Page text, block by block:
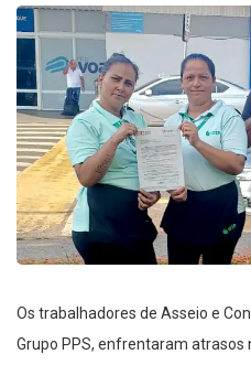
Os trabalhadores de Asseio e
Grupo PPS, enfrentaram atrasos